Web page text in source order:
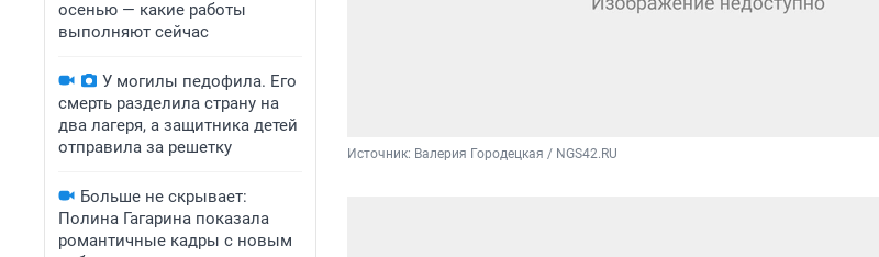
осенью — какие работы
выполняют сейчас
У могилы педофила. Его
смерть разделила страну на
два лагеря, а защитника детей
отправила за решетку
Больше не скрывает:
Полина Гагарина показала
романтичные кадры с новым
Источник: Валерия Городецкая / NGS42.RU